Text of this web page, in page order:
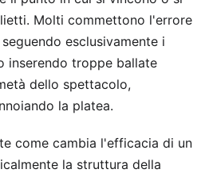
Molti commettono l'errore
esclusivamente i
inserendo troppe ballate
dello spettacolo,
la platea.
come cambia l'efficacia di un
la struttura della